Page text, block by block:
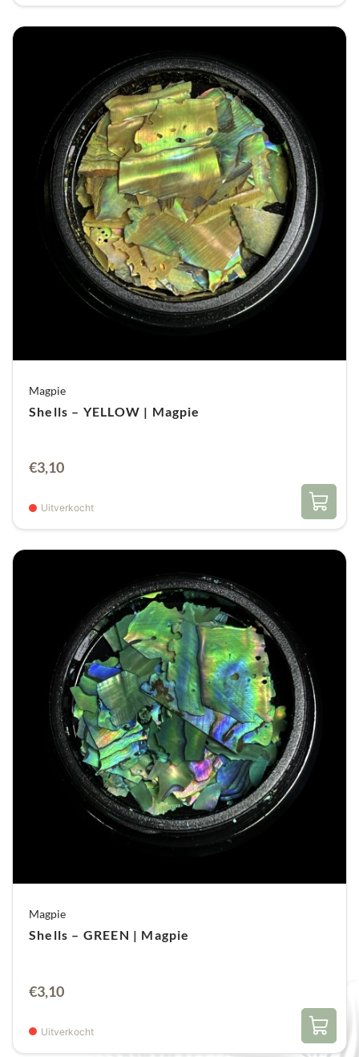
Magpie
Shells – YELLOW | Magpie
€3,10
Uitverkocht
Magpie
Shells – GREEN | Magpie
€3,10
Uitverkocht